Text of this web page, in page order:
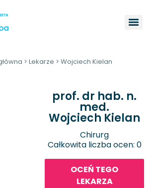
> Lekarze > Wojciech Kielan
prof. dr hab. n.
med.
Wojciech Kielan
Chirurg
Całkowita liczba ocen: 0
OCEŃ TEGO
LEKARZA